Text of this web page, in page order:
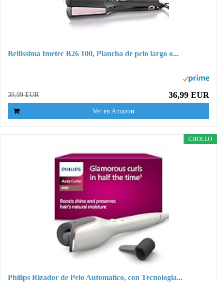
Bellissima Imetec B26 100, Plancha de pelo largo o...
39,99 EUR 36,99 EUR
Ver en Amazon
CHOLLO
Philips Rizador de Pelo Automatico, con Tecnologia...